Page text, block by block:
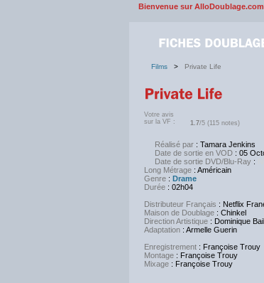
Bienvenue sur AlloDoublage.com
Films > Private Life
Votre avis
sur la VF :
1.7/5 (115 notes)
Réalisé par : Tamara Jenkins
Date de sortie en VOD : 05
Date de sortie DVD/Blu-Ray :
Long Métrage : Américain
Genre : Drame
Durée : 02h04
Distributeur Français : Netflix
Maison de Doublage : Chinkel
Direction Artistique : Dominique
Adaptation : Armelle Guerin
Enregistrement : Françoise Trouy
Montage : Françoise Trouy
Mixage : Françoise Trouy